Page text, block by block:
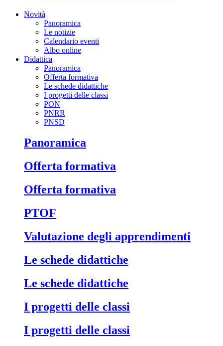
Novità
Panoramica
Le notizie
Calendario eventi
Albo online
Didattica
Panoramica
Offerta formativa
Le schede didattiche
I progetti delle classi
PON
PNRR
PNSD
Panoramica
Offerta formativa
Offerta formativa
PTOF
Valutazione degli apprendimenti
Le schede didattiche
Le schede didattiche
I progetti delle classi
I progetti delle classi